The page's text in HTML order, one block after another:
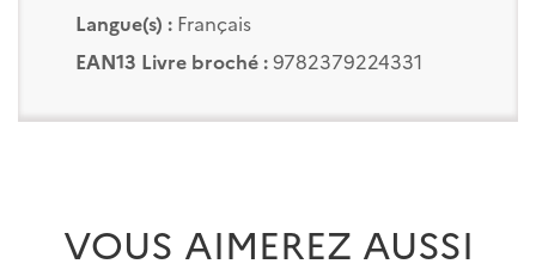
Langue(s) :Français
EAN13 Livre broché :9782379224331
VOUS AIMEREZ AUSSI